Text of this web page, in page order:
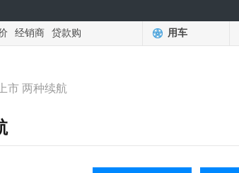
经销商 贷款购 用车
市 两种续航